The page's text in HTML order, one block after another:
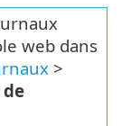
web dans
>
de